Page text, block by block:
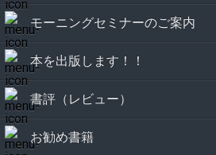
モーニングセミナーのご案内
本を出版します！！
書評（レビュー）
お勧め書籍